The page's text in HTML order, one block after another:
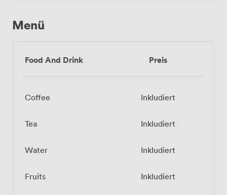
Menü
Food And Drink Preis
Coffee Inkludiert
Tea Inkludiert
Water Inkludiert
Fruits Inkludiert